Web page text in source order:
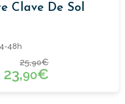
Clave De Sol
48h
25,90€
23,90€